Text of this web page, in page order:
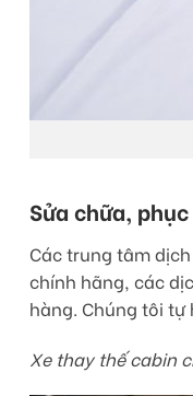
Sửa chữa,
Các trung tâm
chính hãng, các
hàng. Chúng tôi
Xe thay thế cabin